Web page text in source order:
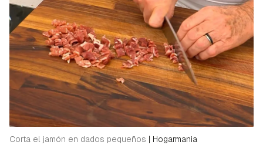
Corta el jamón en dados pequeños | Hogarmania